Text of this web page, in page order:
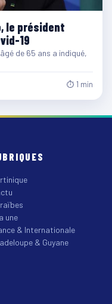
le président
19
de 65 ans a indiqué,
⏱ 1 min
une
& Internationale
& Guyane